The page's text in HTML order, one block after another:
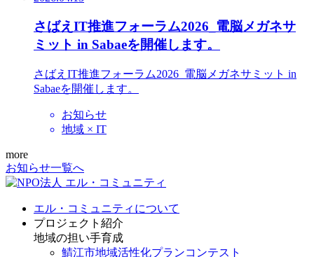
さばえIT推進フォーラム2026_電脳メガネサ
ミット in Sabaeを開催します。
さばえIT推進フォーラム2026_電脳メガネサミット in
Sabaeを開催します。
お知らせ
地域 × IT
more
お知らせ一覧へ
エル・コミュニティについて
プロジェクト紹介
地域の担い手育成
鯖江市地域活性化プランコンテスト